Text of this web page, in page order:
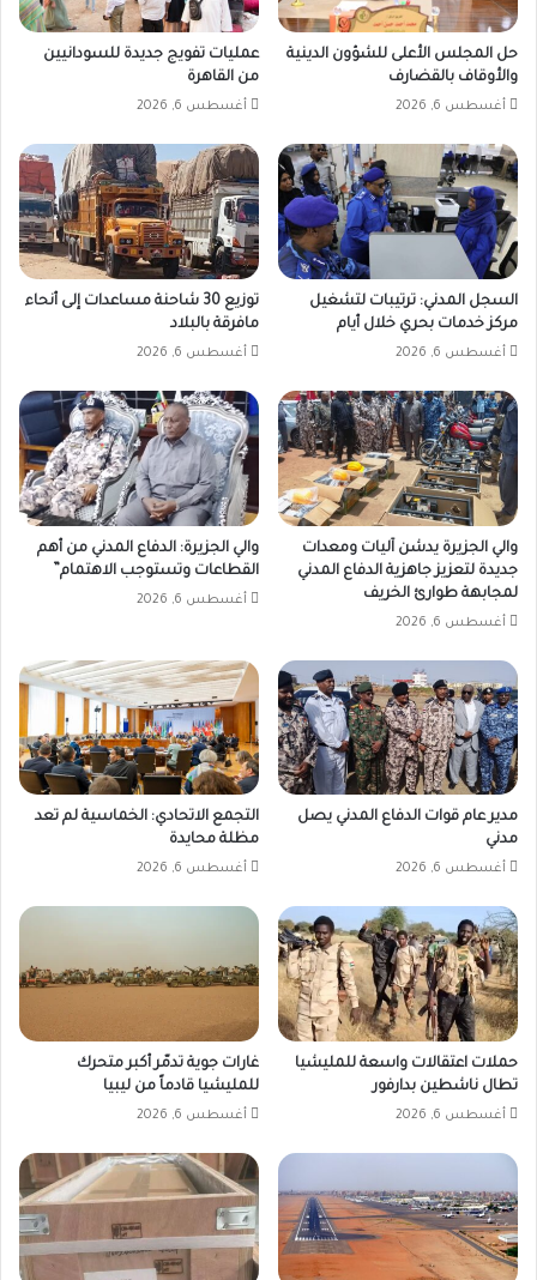
حل المجلس الأعلى للشؤون الدينية
والأوقاف بالقضارف
أغسطس 6, 2026
عمليات تفويج جديدة للسودانيين
من القاهرة
أغسطس 6, 2026
السجل المدني: ترتيبات لتشغيل
مركز خدمات بحري خلال أيام
أغسطس 6, 2026
توزيع 30 شاحنة مساعدات إلى أنحاء
مافرقة بالبلاد
أغسطس 6, 2026
والي الجزيرة يدشن آليات ومعدات
جديدة لتعزيز جاهزية الدفاع المدني
لمجابهة طوارئ الخريف
أغسطس 6, 2026
والي الجزيرة: الدفاع المدني من أهم
القطاعات وتستوجب الاهتمام”
أغسطس 6, 2026
مدير عام قوات الدفاع المدني يصل
مدني
أغسطس 6, 2026
التجمع الاتحادي: الخماسية لم تعد
مظلة محايدة
أغسطس 6, 2026
حملات اعتقالات واسعة للمليشيا
تطال ناشطين بدارفور
أغسطس 6, 2026
غارات جوية تدمّر أكبر متحرك
للمليشيا قادماً من ليبيا
أغسطس 6, 2026